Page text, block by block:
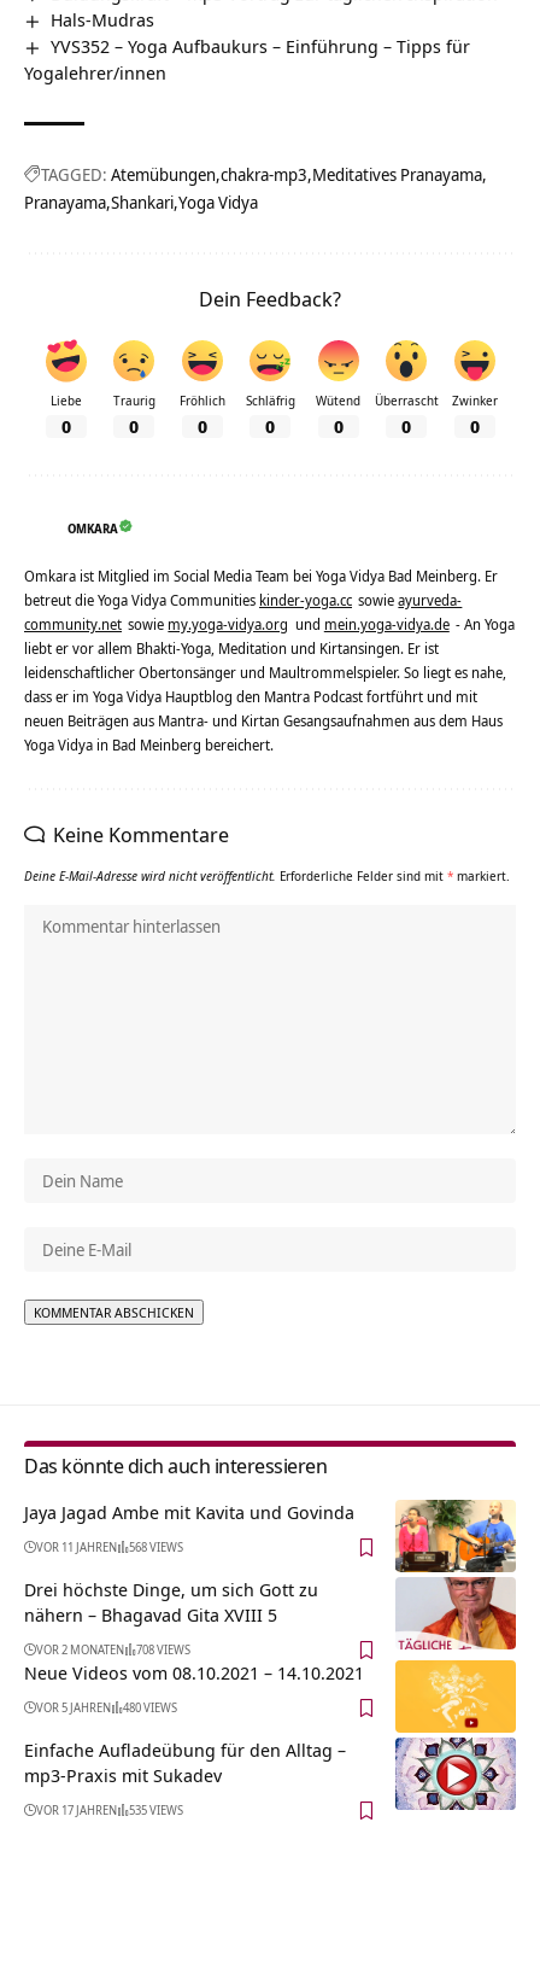
Hals-Mudras
YVS352 – Yoga Aufbaukurs – Einführung – Tipps für
Yogalehrer/innen
TAGGED: Atemübungen chakra-mp3 Meditatives Pranayama
Pranayama Shankari Yoga Vidya
Dein Feedback?
Liebe
0
Traurig
0
Fröhlich
0
Schläfrig
0
Wütend
0
Überrascht
0
Zwinker
0
OMKARA
Omkara ist Mitglied im Social Media Team bei Yoga Vidya Bad Meinberg. Er
betreut die Yoga Vidya Communities kinder-yoga.cc sowieayurveda-
community.net sowie my.yoga-vidya.org und mein.yoga-vidya.de - An Yoga
liebt er vor allem Bhakti-Yoga, Meditation und Kirtansingen. Er ist
leidenschaftlicher Obertonsänger und Maultrommelspieler. So liegt es nahe,
dass er im Yoga Vidya Hauptblog den Mantra Podcast fortführt und mit
neuen Beiträgen aus Mantra- und Kirtan Gesangsaufnahmen aus dem Haus
Yoga Vidya in Bad Meinberg bereichert.
Keine Kommentare
Deine E-Mail-Adresse wird nicht veröffentlicht. Erforderliche Felder sind mit * markiert.
Das könnte dich auch interessieren
Jaya Jagad Ambe mit Kavita und Govinda
VOR 11 JAHREN 568 VIEWS
Drei höchste Dinge, um sich Gott zu
nähern – Bhagavad Gita XVIII 5
VOR 2 MONATEN 708 VIEWS
Neue Videos vom 08.10.2021 – 14.10.2021
VOR 5 JAHREN 480 VIEWS
Einfache Aufladeübung für den Alltag –
mp3-Praxis mit Sukadev
VOR 17 JAHREN 535 VIEWS